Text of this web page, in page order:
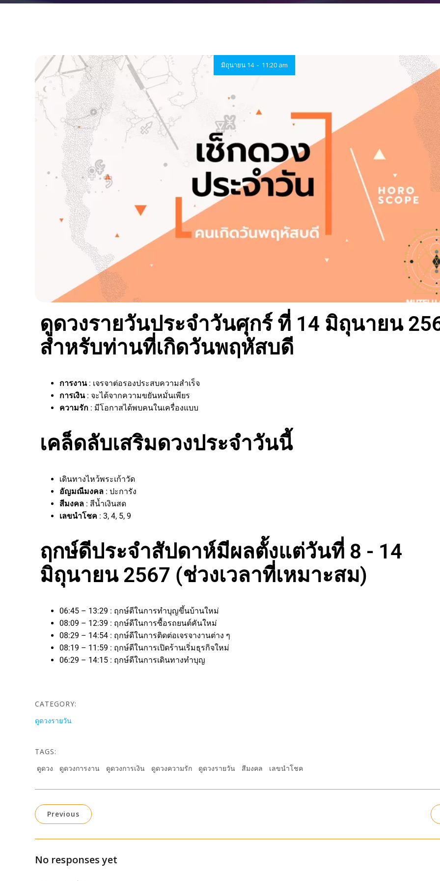
มิถุนายน 14 - 11:20 am
ดูดวงรายวันประจำวันศุกร์ ที่ 14 มิถุนายน
สำหรับท่านที่เกิดวันพฤหัสบดี
การงาน: เจรจาต่อรองประสบความสำเร็จ
การเงิน: จะได้จากความขยันหมั่นเพียร
ความรัก : มีโอกาสได้พบคนในเครื่องแบบ
เคล็ดลับเสริมดวงประจำวันนี้
เดินทางไหว้พระเก้าวัด
อัญมณีมงคล : ปะการัง
สีมงคล : สีน้ำเงินสด
เลขนำโชค : 3, 4, 5, 9
ฤกษ์ดีประจำสัปดาห์มีผลตั้งแต่วันที่ 8 - 14
มิถุนายน 2567 (ช่วงเวลาที่เหมาะสม)
06:45 – 13:29 : ฤกษ์ดีในการทำบุญขึ้นบ้านใหม่
08:09 – 12:39 : ฤกษ์ดีในการซื้อรถยนต์คันใหม่
08:29 – 14:54 : ฤกษ์ดีในการติดต่อเจรจางานต่าง ๆ
08:19 – 11:59 : ฤกษ์ดีในการเปิดร้านเริ่มธุรกิจใหม่
06:29 – 14:15 : ฤกษ์ดีในการเดินทางทำบุญ
CATEGORY:
ดูดวงรายวัน
TAGS:
ดูดวง
ดูดวงการงาน ดูดวงการเงิน ดูดวงความรัก ดูดวงรายวัน สีมงคล เลขนำโชค
Previous
No responses yet